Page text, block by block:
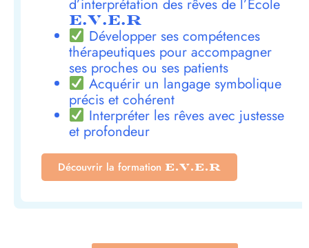
d’interprétation des rêves de l’École
E.V.E.R
Développer ses compétences
thérapeutiques pour accompagner
ses proches ou ses patients
Acquérir un langage symbolique
précis et cohérent
Interpréter les rêves avec justesse
et profondeur
Découvrir la formation E.V.E.R